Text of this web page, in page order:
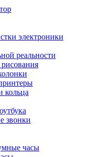
электроники
реальности
кольца
звонки
часы